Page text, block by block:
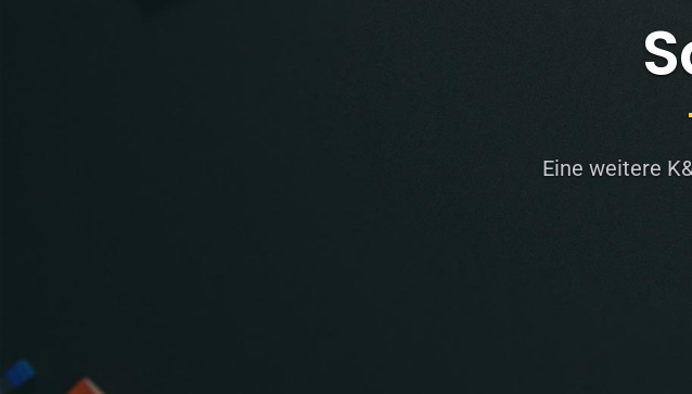
Eine weitere